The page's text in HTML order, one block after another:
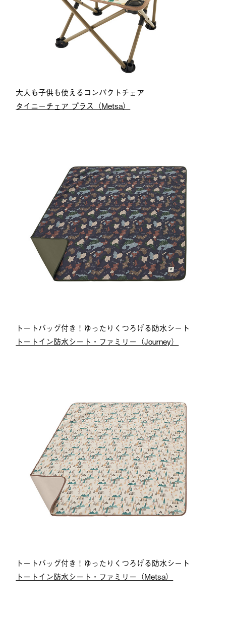
大人も子供も使えるコンパクトチェア
タイニーチェア プラス（Metsa）
トートバッグ付き！ゆったりくつろげる防水シート
トートイン防水シート・ファミリー（Journey）
トートバッグ付き！ゆったりくつろげる防水シート
トートイン防水シート・ファミリー（Metsa）